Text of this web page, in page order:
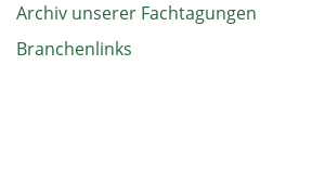
Archiv unserer Fachtagungen
Branchenlinks